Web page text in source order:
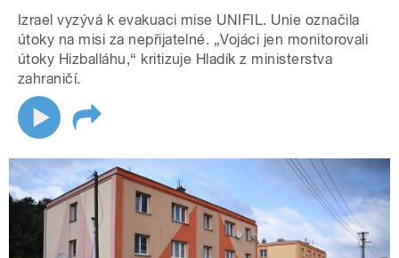
Izrael vyzývá k evakuaci mise UNIFIL. Unie označila
útoky na misi za nepřijatelné. „Vojáci jen monitorovali
útoky Hizballáhu,“ kritizuje Hladík z ministerstva
zahraničí.